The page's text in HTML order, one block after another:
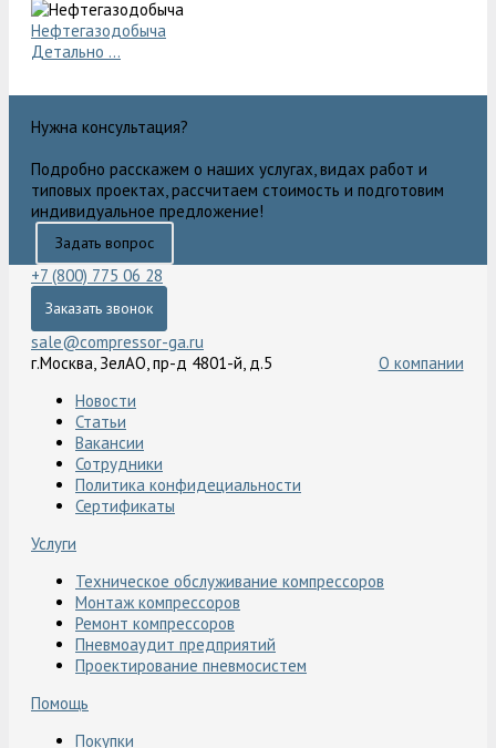
Нефтегазодобыча
Детально ...
Нужна консультация?
Подробно расскажем о наших услугах, видах работ и
типовых проектах, рассчитаем стоимость и подготовим
индивидуальное предложение!
Задать вопрос
+7 (800) 775 06 28
Заказать звонок
sale@compressor-ga.ru
г.Москва, ЗелАО, пр-д 4801-й, д.5
О компании
Новости
Статьи
Вакансии
Сотрудники
Политика конфидециальности
Сертификаты
Услуги
Техническое обслуживание компрессоров
Монтаж компрессоров
Ремонт компрессоров
Пневмоаудит предприятий
Проектирование пневмосистем
Помощь
Покупки